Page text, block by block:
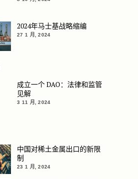
2024年马士基战略缩编
27 1 月, 2024
成立一个 DAO：法律和监管
见解
3 11 月, 2024
中国对稀土金属出口的新限
制
23 1 月, 2024